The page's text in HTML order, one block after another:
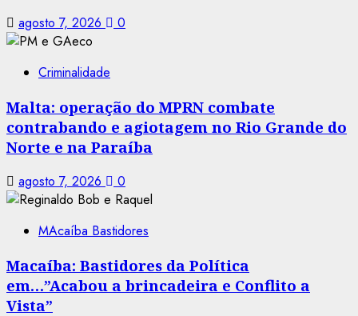
agosto 7, 2026 0
Criminalidade
Malta: operação do MPRN combate
contrabando e agiotagem no Rio Grande do
Norte e na Paraíba
agosto 7, 2026 0
MAcaíba Bastidores
Macaíba: Bastidores da Política
em…”Acabou a brincadeira e Conflito a
Vista”